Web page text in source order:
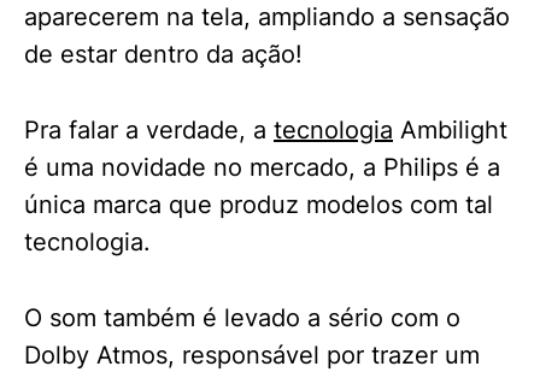
aparecerem na tela, ampliando a sensação
de estar dentro da ação!
Pra falar a verdade, a tecnologia Ambilight
é uma novidade no mercado, a Philips é a
única marca que produz modelos com tal
tecnologia.
O som também é levado a sério com o
Dolby Atmos, responsável por trazer um